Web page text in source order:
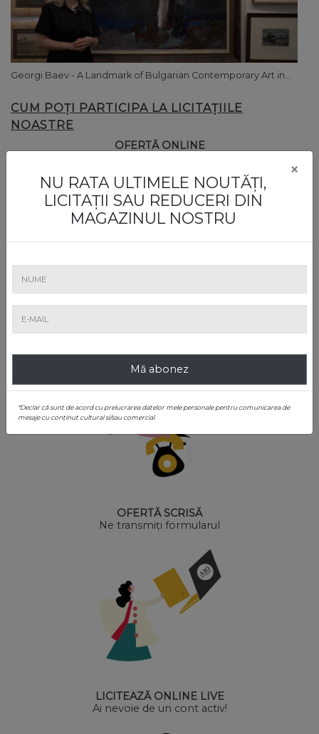
Georgi Baev - A Landmark of Bulgarian Contemporary Art in...
CUM POȚI PARTICIPA LA LICITAȚIILE
NOASTRE
OFERTĂ ONLINE
Plasează o ofertă pe site
OFERTĂ SCRISĂ
Ne transmiți formularul
LICITEAZĂ ONLINE LIVE
Ai nevoie de un cont activ!
NU RATA ULTIMELE NOUTĂȚI,
LICITAȚII SAU REDUCERI DIN
MAGAZINUL NOSTRU
×
Mă abonez
*Declar că sunt de acord cu prelucrarea datelor mele personale pentru comunicarea de
mesaje cu conținut cultural și/sau comercial